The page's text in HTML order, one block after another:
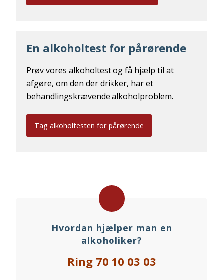
En alkoholtest for pårørende
Prøv vores alkoholtest og få hjælp til at
afgøre, om den der drikker, har et
behandlingskrævende alkoholproblem.
Tag alkoholtesten for pårørende
Hvordan hjælper man en
alkoholiker?
Ring 70 10 03 03